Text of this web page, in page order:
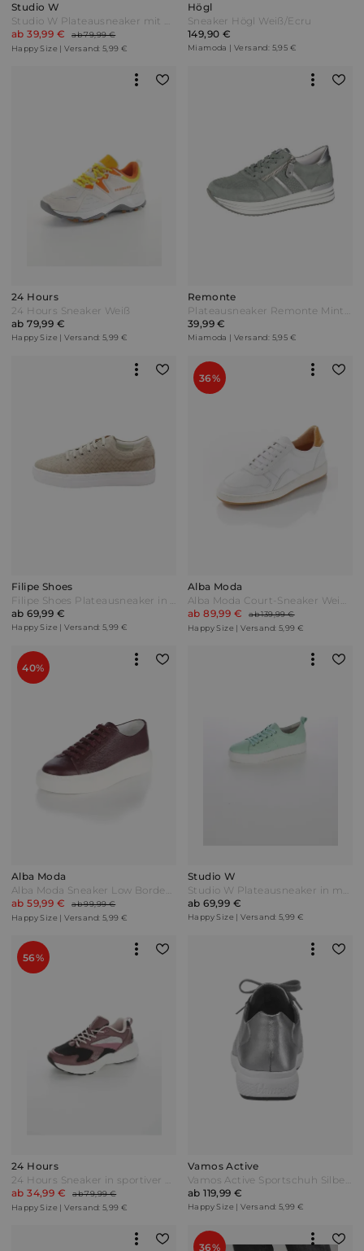
Studio W
Studio W Plateausneaker mit wunderschöner Kunstfell-Verzierung Rost Orange
ab 39,99 €
ab 79,99 €
Happy Size | Versand: 5,99 €
Högl
Sneaker Högl Weiß/Ecru
149,90 €
Miamoda | Versand: 5,95 €
24 Hours
24 Hours Sneaker Weiß
ab 79,99 €
Happy Size | Versand: 5,99 €
Remonte
Plateausneaker Remonte Mintgrün Türkis
39,99 €
Miamoda | Versand: 5,95 €
Filipe Shoes
Filipe Shoes Plateausneaker in wunderschöner Flecht-Optik Sand Beige
ab 69,99 €
Happy Size | Versand: 5,99 €
36%
Alba Moda
Alba Moda Court-Sneaker Weiß/Cognac
ab 89,99 €
ab 139,99 €
Happy Size | Versand: 5,99 €
40%
Alba Moda
Alba Moda Sneaker Low Bordeaux/Weiß Rot
ab 59,99 €
ab 99,99 €
Happy Size | Versand: 5,99 €
Studio W
Studio W Plateausneaker in modischer Optik Hellgrün
ab 69,99 €
Happy Size | Versand: 5,99 €
56%
24 Hours
24 Hours Sneaker in sportiver Optik Lila/Schwarz
ab 34,99 €
ab 79,99 €
Happy Size | Versand: 5,99 €
Vamos Active
Vamos Active Sportschuh Silberfarben
ab 119,99 €
Happy Size | Versand: 5,99 €
36%